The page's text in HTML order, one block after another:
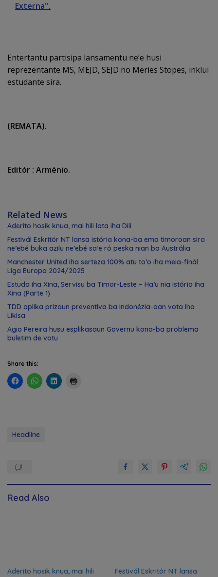
Externa''.
Entertantu partisipa lansamentu ne’e husi
reprezentante MS, MEJD, SEJD no Meries Stopes, inklui
estudante sira.
(REMATA).
Editór : Arménio.
Related News
Aderito hosik knua, mai hili lata iha Dili
Festivál Eskritór NT lansa istória kona-ba ema timoroan sira
ne’ebé buka azilu ne’ebé sa’e ró peska nian ba Austrália
Manchester United iha serteza 100% atu to’o iha meia-finál
Liga Europa 2024/2025
Estuda iha Xina, Servisu ba Timor-Leste – Ha’u nia istória iha
Xina (Parte 1)
TDD aplika prizaun preventiva ba Indonézia-oan vota iha
Likisa
Agio Pereira husu esplikasaun Governu kona-ba problema
buletim de votu
Share this:
Headline
Read Also
Aderito hosik knua, mai hili
Festivál Eskritór NT lansa